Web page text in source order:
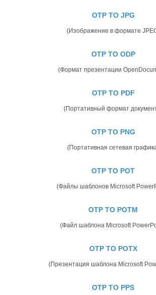
OTP TO JPG
(Изображение в формате
OTP TO ODP
(Формат презентации
OTP TO PDF
(Портативный формат
OTP TO PNG
(Портативная сетевая
OTP TO POT
(Файлы шаблонов Microsoft
OTP TO POTM
(Файл шаблона Microsoft
OTP TO POTX
(Презентация шаблона Microsoft
OTP TO PPS